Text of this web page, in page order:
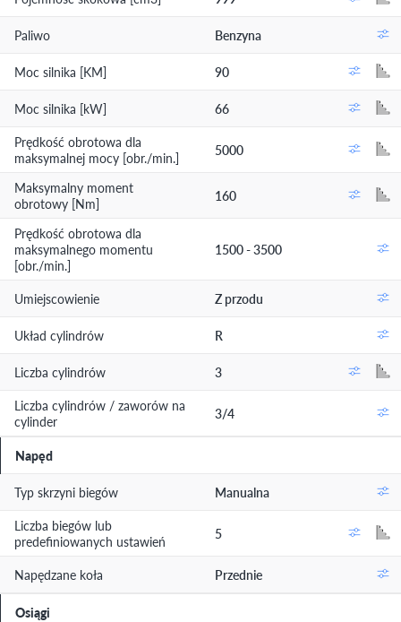
Paliwo Benzyna
Moc silnika [KM] 90
Moc silnika [kW]
66
Prędkość obrotowa dla
maksymalnej mocy [obr./min.]
5000
Maksymalny moment
obrotowy [Nm]
160
Prędkość obrotowa dla
maksymalnego momentu
[obr./min.]
1500 - 3500
Umiejscowienie Z przodu
Układ cylindrów R
Liczba cylindrów
3
Liczba cylindrów / zaworów na
cylinder
3/4
Napęd
Typ skrzyni biegów
Manualna
Liczba biegów lub
predefiniowanych ustawień
5
Napędzane koła Przednie
Osiągi